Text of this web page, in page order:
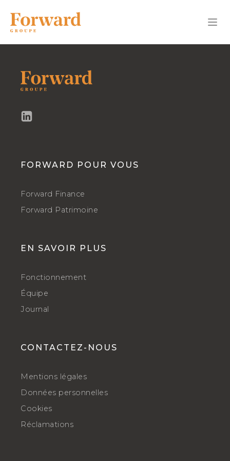
FORWARD POUR VOUS
Forward Finance
Forward Patrimoine
EN SAVOIR PLUS
Fonctionnement
Équipe
Journal
CONTACTEZ-NOUS
Mentions légales
Données personnelles
Cookies
Réclamations